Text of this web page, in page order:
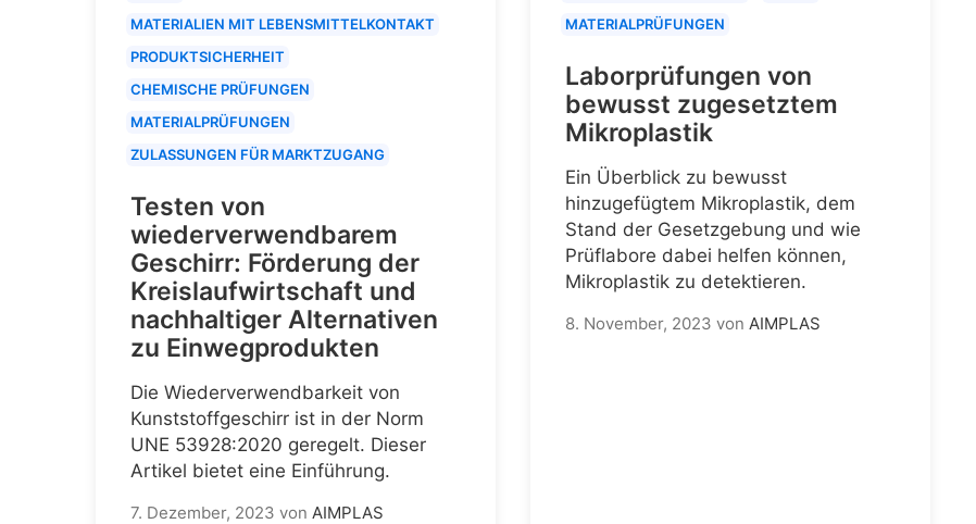
MATERIALIEN MIT LEBENSMITTELKONTAKT
PRODUKTSICHERHEIT
CHEMISCHE PRÜFUNGEN
MATERIALPRÜFUNGEN
ZULASSUNGEN FÜR MARKTZUGANG
Testen von
wiederverwendbarem
Geschirr: Förderung der
Kreislaufwirtschaft und
nachhaltiger Alternativen
zu Einwegprodukten
Die Wiederverwendbarkeit von
Kunststoffgeschirr ist in der Norm
UNE 53928:2020 geregelt. Dieser
Artikel bietet eine Einführung.
7. Dezember, 2023 von AIMPLAS
MATERIALPRÜFUNGEN
Laborprüfungen von
bewusst zugesetztem
Mikroplastik
Ein Überblick zu bewusst
hinzugefügtem Mikroplastik, dem
Stand der Gesetzgebung und wie
Prüflabore dabei helfen können,
Mikroplastik zu detektieren.
8. November, 2023 von AIMPLAS